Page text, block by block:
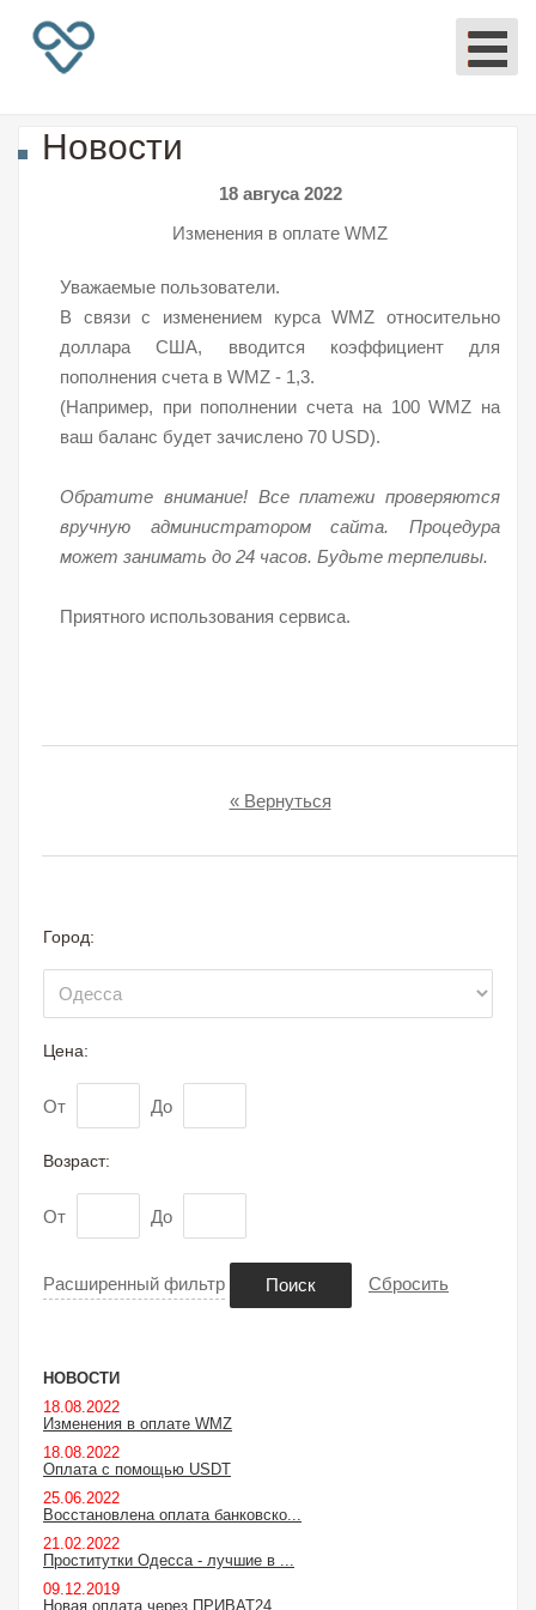
Новости
18 авгуса 2022
Изменения в оплате WMZ
Уважаемые пользователи.
В связи с изменением курса WMZ относительно
доллара США, вводится коэффициент для
пополнения счета в WMZ - 1,3.
(Например, при пополнении счета на 100 WMZ на
ваш баланс будет зачислено 70 USD).
Обратите внимание! Все платежи проверяются
вручную администратором сайта. Процедура
может занимать до 24 часов. Будьте терпеливы.
Приятного использования сервиса.
« Вернуться
Город:
Цена:
От До
Возраст:
От До
Расширенный фильтр Поиск Сбросить
НОВОСТИ
18.08.2022
Изменения в оплате WMZ
18.08.2022
Оплата с помощью USDT
25.06.2022
Восстановлена оплата банковско...
21.02.2022
Проститутки Одесса - лучшие в ...
09.12.2019
Новая оплата через ПРИВАТ24